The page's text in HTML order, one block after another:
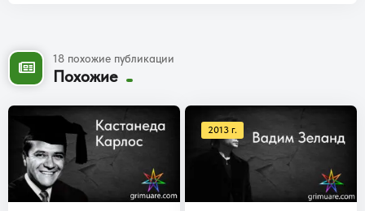
18 похожие публикации
Похожие
2013 г.